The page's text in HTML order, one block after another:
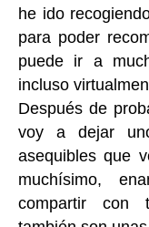
he ido
para poder
puede ir a
incluso
Después de
voy a dejar
asequibles que
muchísimo,
compartir con